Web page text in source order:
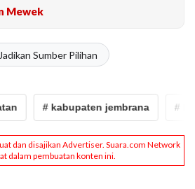
Mewek
Jadikan Sumber Pilihan
# kabupaten jembrana # kepala